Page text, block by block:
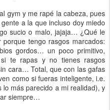
gym y me rapé la cabeza, pues
a la que incluso doy miedo
sucio o malo, jajaja… ¿Qué le
tengo rasgos marcados:
gordos… un poco primitivo,
te rapas y no tienes rasgos
cara… Total, que con las gafas
como si fueras inteligente, i.e.
más parecido a mi realidad), y
siempre…